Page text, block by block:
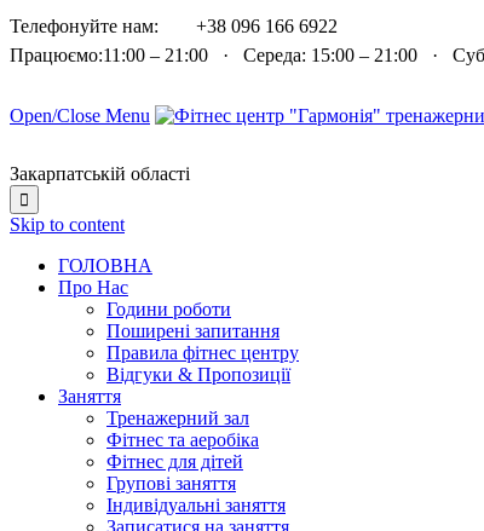
Телефонуйте нам:
+38 096 166 6922
Працюємо:11:00 – 21:00 · Середа: 15:00 – 21:00 ·
Open/Close Menu
Закарпатській області

Skip to content
ГОЛОВНА
Про Нас
Години роботи
Поширені запитання
Правила фітнес центру
Відгуки & Пропозиції
Заняття
Тренажерний зал
Фітнес та аеробіка
Фітнес для дітей
Групові заняття
Індивідуальні заняття
Записатися на заняття